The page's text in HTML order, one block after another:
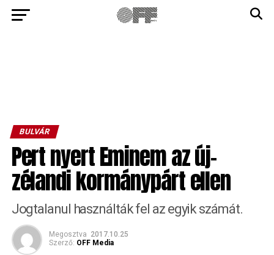
BULVÁR
Pert nyert Eminem az új-
zélandi kormánypárt ellen
Jogtalanul használták fel az egyik számát.
Megosztva 2017.10.25
Szerző: OFF Media